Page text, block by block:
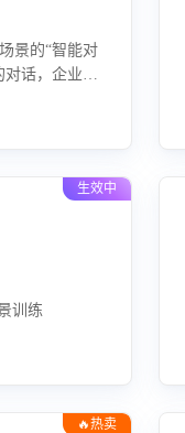
景的“智能对
对话，企业可
生效中
训练
🔥热卖